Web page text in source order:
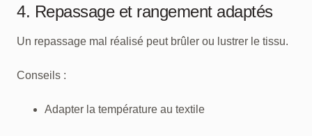
4. Repassage et rangement adaptés
Un repassage mal réalisé peut brûler ou lustrer le tissu.
Conseils :
Adapter la température au textile